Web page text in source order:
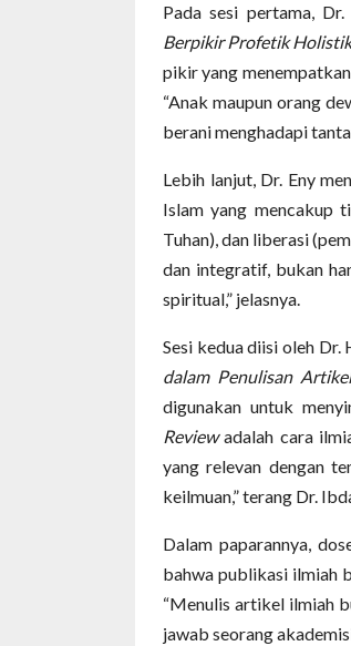
Pada sesi pertama,
Berpikir Profetik
pikir yang
“Anak maupun orang
berani menghadapi
Lebih lanjut, Dr. Eny
Islam yang mencakup
Tuhan), dan liberasi
dan integratif, bukan
spiritual,” jelasnya.
Sesi kedua diisi oleh
dalam Penulisan
digunakan untuk
Reviewadalah cara
yang relevan dengan
keilmuan,” terang Dr.
Dalam paparannya,
bahwa publikasi ilmiah
“Menulis artikel ilmiah
jawab seorang